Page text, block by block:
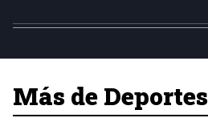
Más de Deportes